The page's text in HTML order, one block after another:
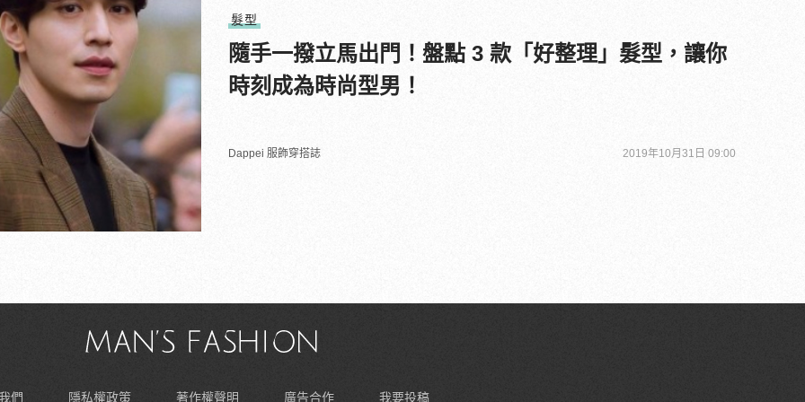
髮型
隨手一撥立馬出門！盤點 3 款「好整理」髮型，讓你
時刻成為時尚型男！
Dappei 服飾穿搭誌 2019年10月31日 09:00
們 隱私權政策 著作權聲明 廣告合作 我要投稿